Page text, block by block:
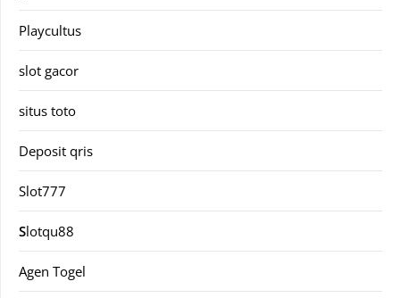
Playcultus
slot gacor
situs toto
Deposit qris
Slot777
Slotqu88
Agen Togel